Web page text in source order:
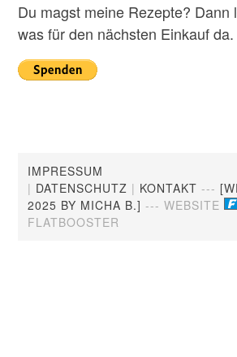
Du magst meine Rezepte? Dann
was für den nächsten Einkauf
IMPRESSUM
| DATENSCHUTZ | KONTAKT ---
2025 BY MICHA B.] --- WEBSITE
FLATBOOSTER